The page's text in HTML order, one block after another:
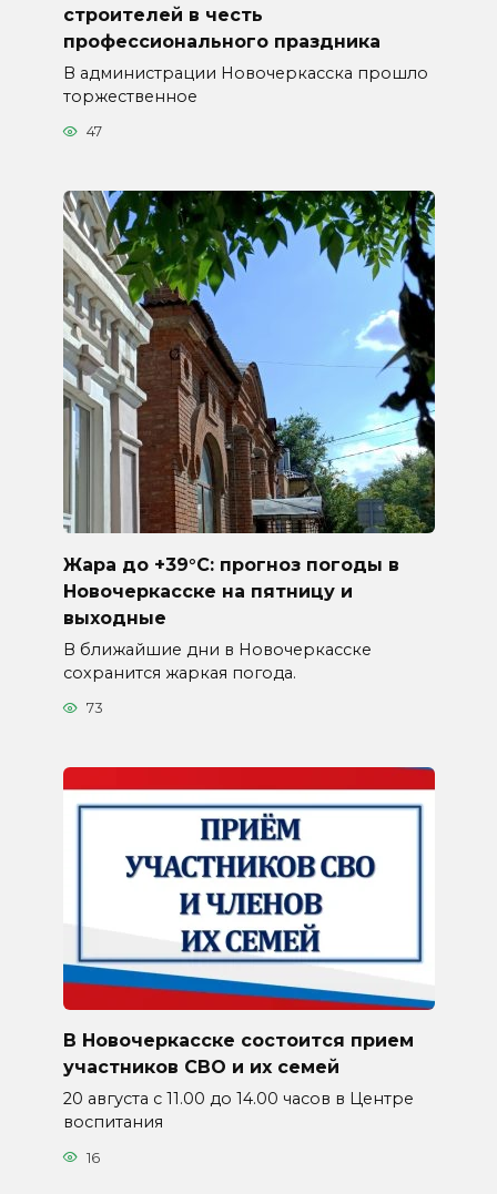
строителей в честь
профессионального праздника
В администрации Новочеркасска прошло
торжественное
47
Жара до +39°C: прогноз погоды в
Новочеркасске на пятницу и
выходные
В ближайшие дни в Новочеркасске
сохранится жаркая погода.
73
В Новочеркасске состоится прием
участников СВО и их семей
20 августа с 11.00 до 14.00 часов в Центре
воспитания
16